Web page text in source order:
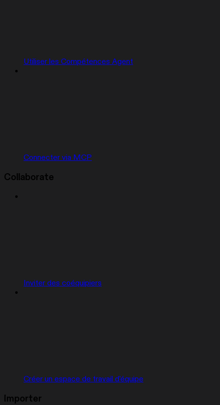
Utiliser les Compétences Agent
Connecter via MCP
Collaborate
Inviter des coéquipiers
Créer un espace de travail d'équipe
Importer